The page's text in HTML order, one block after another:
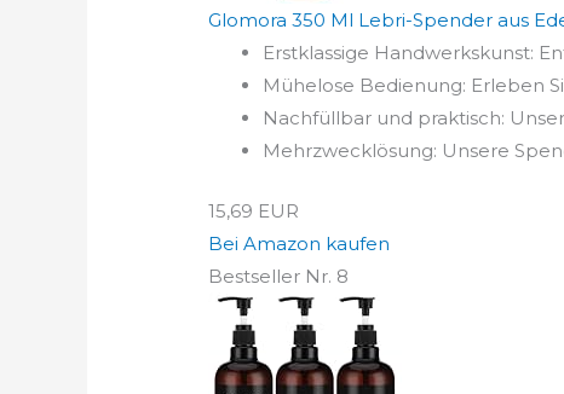
Glomora 350 Ml Lebri-Spender aus
Erstklassige Handwerkskunst:
Mühelose Bedienung: Erleben
Nachfüllbar und praktisch:
Mehrzwecklösung: Unsere
15,69 EUR
Bei Amazon kaufen
Bestseller Nr. 8